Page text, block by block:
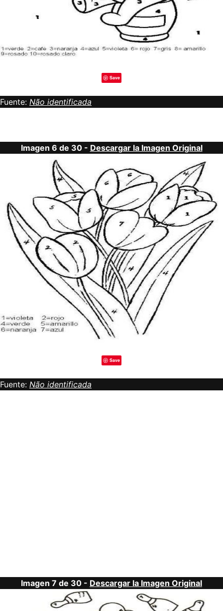
Save
Fuente: Não identificada
Imagen 6 de 30 - Descargar la Imagen Original
Save
Fuente: Não identificada
Imagen 7 de 30 - Descargar la Imagen Original